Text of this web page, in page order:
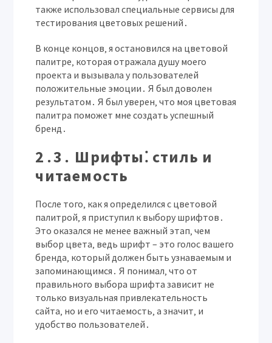
также использовал специальные сервисы для
тестирования цветовых решений․
В конце концов‚ я остановился на цветовой
палитре‚ которая отражала душу моего
проекта и вызывала у пользователей
положительные эмоции․ Я был доволен
результатом․ Я был уверен‚ что моя цветовая
палитра поможет мне создать успешный
бренд․
2․3․ Шрифты⁚ стиль и
читаемость
После того‚ как я определился с цветовой
палитрой‚ я приступил к выбору шрифтов․
Это оказался не менее важный этап‚ чем
выбор цвета‚ ведь шрифт – это голос вашего
бренда‚ который должен быть узнаваемым и
запоминающимся․ Я понимал‚ что от
правильного выбора шрифта зависит не
только визуальная привлекательность
сайта‚ но и его читаемость‚ а значит‚ и
удобство пользователей․